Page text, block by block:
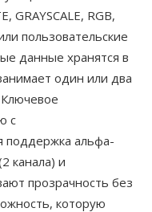
GRAYSCALE, RGB,
пользовательские
данные хранятся в
один или два
Ключевое
с
поддержка альфа-
канала) и
прозрачность без
которую